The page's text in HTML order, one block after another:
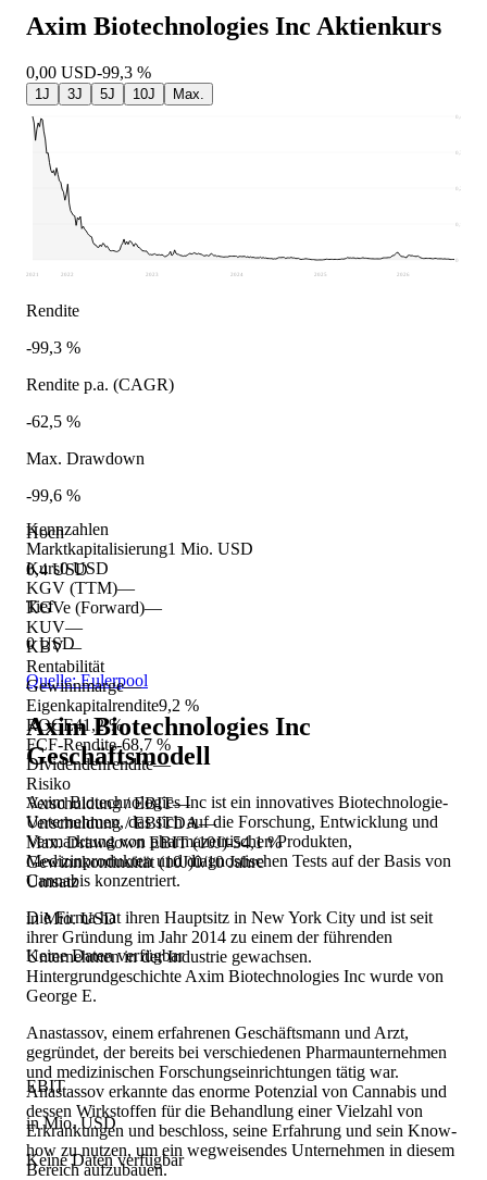
Kennzahlen
Marktkapitalisierung1 Mio. USD
Kurs0 USD
KGV (TTM)—
KGVe (Forward)—
KUV—
KBV—
Rentabilität
Gewinnmarge—
Eigenkapitalrendite9,2 %
ROCE41,2 %
FCF-Rendite-68,7 %
Dividendenrendite—
Risiko
Verschuldung / EBIT—
Verschuldung / EBITDA—
Max. Drawdown EBIT (10J)-54,1 %
Gewinnkontinuität (10J)0/10 Jahre
Umsatz
in Mio. USD
Keine Daten verfügbar
EBIT
in Mio. USD
Keine Daten verfügbar
Axim Biotechnologies Inc Aktienkurs
0,00 USD-99,3 %
1J 3J 5J 10J Max.
0
0,1
0,2
0,3
0,4
2021 2022 2023 2024 2025 2026
Rendite
-99,3 %
Rendite p.a. (CAGR)
-62,5 %
Max. Drawdown
-99,6 %
Hoch
0,4 USD
Tief
0 USD
Quelle: Eulerpool
Axim Biotechnologies Inc
Geschäftsmodell
Axim Biotechnologies Inc ist ein innovatives Biotechnologie-
Unternehmen, das sich auf die Forschung, Entwicklung und
Vermarktung von pharmazeutischen Produkten,
Medizinprodukten und diagnostischen Tests auf der Basis von
Cannabis konzentriert.
Die Firma hat ihren Hauptsitz in New York City und ist seit
ihrer Gründung im Jahr 2014 zu einem der führenden
Unternehmen in der Industrie gewachsen.
Hintergrundgeschichte Axim Biotechnologies Inc wurde von
George E.
Anastassov, einem erfahrenen Geschäftsmann und Arzt,
gegründet, der bereits bei verschiedenen Pharmaunternehmen
und medizinischen Forschungseinrichtungen tätig war.
Anastassov erkannte das enorme Potenzial von Cannabis und
dessen Wirkstoffen für die Behandlung einer Vielzahl von
Erkrankungen und beschloss, seine Erfahrung und sein Know-
how zu nutzen, um ein wegweisendes Unternehmen in diesem
Bereich aufzubauen.